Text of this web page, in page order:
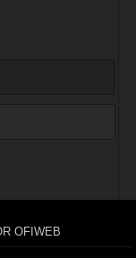
OFIWEB